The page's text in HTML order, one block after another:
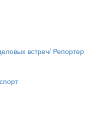
встреч/ Репортер